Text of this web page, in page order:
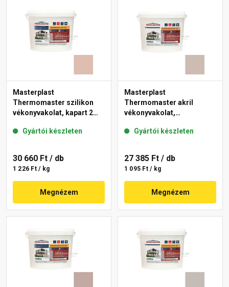
Masterplast
Thermomaster szilikon
vékonyvakolat, kapart 2
Gyártói készleten
30 660 Ft / db
1 226 Ft / kg
Megnézem
Masterplast
Thermomaster akril
vékonyvakolat,
44-D 25 kg
Gyártói készleten
27 385 Ft / db
1 095 Ft / kg
Megnézem